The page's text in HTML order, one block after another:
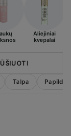
Aliejiniai
kvepalai
Talpa